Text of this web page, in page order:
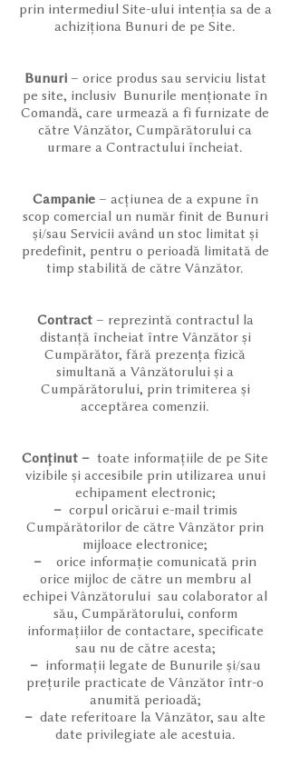
prin intermediul Site-ului intenția sa de a
achiziționa Bunuri de pe Site.
Bunuri – orice produs sau serviciu listat
pe site, inclusiv Bunurile menționate în
Comandă, care urmează a fi furnizate de
către Vânzător, Cumpărătorului ca
urmare a Contractului încheiat.
Campanie– acțiunea de a expune în
scop comercial un număr finit de Bunuri
și/sau Servicii având un stoc limitat și
predefinit, pentru o perioadă limitată de
timp stabilită de către Vânzător.
Contract– reprezintă contractul la
distanță încheiat între Vânzător și
Cumpărător, fără prezența fizică
simultană a Vânzătorului și a
Cumpărătorului, prin trimiterea și
acceptărea comenzii.
Conținut – toate informațiile de pe Site
vizibile și accesibile prin utilizarea unui
echipament electronic;
– corpul oricărui e-mail trimis
Cumpărătorilor de către Vânzător prin
mijloace electronice;
–
orice informație comunicată prin
orice mijloc de către un membru al
echipei Vânzătorului sau colaborator al
său, Cumpărătorului, conform
informațiilor de contactare, specificate
sau nu de către acesta;
– informații legate de Bunurile și/sau
prețurile practicate de Vânzător într-o
anumită perioadă;
– date referitoare la Vânzător, sau alte
date privilegiate ale acestuia.